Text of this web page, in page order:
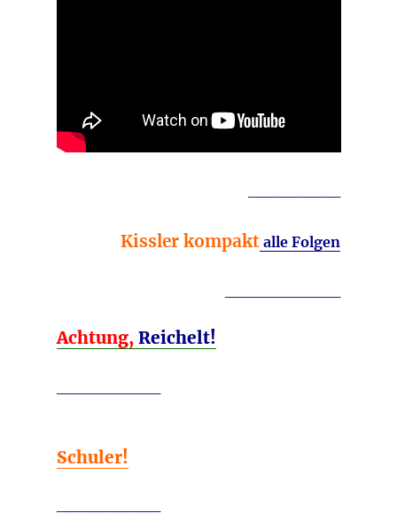
Kissler kompakt alle Folgen
Achtung, Reichelt!
Schuler!